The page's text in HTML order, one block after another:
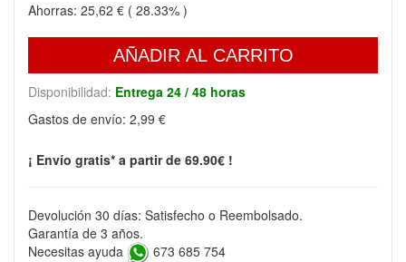
Ahorras: 25,62 € ( 28.33% )
AÑADIR AL CARRITO
Disponibilidad: Entrega 24 / 48 horas
Gastos de envío: 2,99 €
¡ Envío gratis* a partir de 69.90€ !
Devolución 30 días: Satisfecho o Reembolsado.
Garantía de 3 años.
Necesitas ayuda
673 685 754